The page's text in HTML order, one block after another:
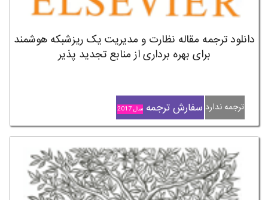
دانلود ترجمه مقاله نظارت و مدیریت یک ریزشبکه هوشمند
برای بهره برداری از منابع تجدید پذیر
ترجمه ندارد سفارش ترجمه سال 2017